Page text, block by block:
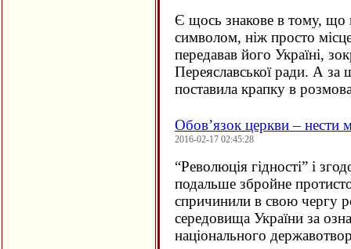
Є щось знакове в тому, що
символом, ніж просто
передавав його Україні,
Переяславської ради. А за
поставила крапку в
Обов’язок церкви – нести
2016-02-17 02:45:28
“Революція гідності” і
подальше збройне
спричинили в свою чергу
середовища України за
національного